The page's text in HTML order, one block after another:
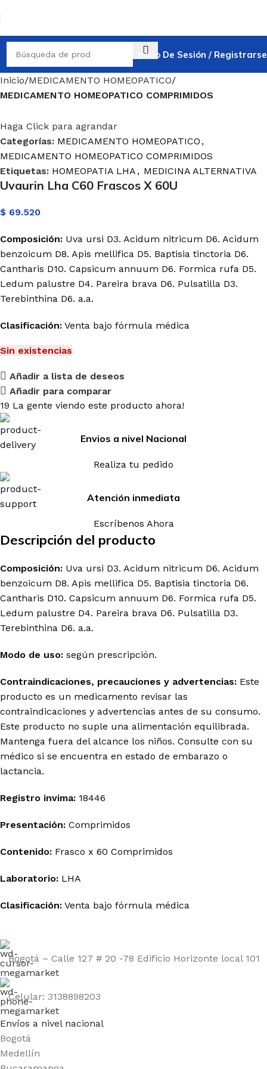
Inicio De Sesión / Registrarse
Inicio MEDICAMENTO HOMEOPATICO
MEDICAMENTO HOMEOPATICO COMPRIMIDOS
Haga Click para agrandar
Categorías: MEDICAMENTO HOMEOPATICO ,
MEDICAMENTO HOMEOPATICO COMPRIMIDOS
Etiquetas: HOMEOPATIA LHA , MEDICINA ALTERNATIVA
Uvaurin Lha C60 Frascos X 60U
$ 69.520
Composición: Uva ursi D3. Acidum nitricum D6. Acidum
benzoicum D8. Apis mellifica D5. Baptisia tinctoria D6.
Cantharis D10. Capsicum annuum D6. Formica rufa D5.
Ledum palustre D4. Pareira brava D6. Pulsatilla D3.
Terebinthina D6. a.a.
Clasificación: Venta bajo fórmula médica
Sin existencias
Añadir a lista de deseos
Añadir para comparar
19 La gente viendo este producto ahora!
Envios a nivel Nacional
Realiza tu pedido
Atención inmediata
Escríbenos Ahora
Descripción del producto
Composición: Uva ursi D3. Acidum nitricum D6. Acidum
benzoicum D8. Apis mellifica D5. Baptisia tinctoria D6.
Cantharis D10. Capsicum annuum D6. Formica rufa D5.
Ledum palustre D4. Pareira brava D6. Pulsatilla D3.
Terebinthina D6. a.a.
Modo de uso: según prescripción.
Contraindicaciones, precauciones y advertencias: Este
producto es un medicamento revisar las
contraindicaciones y advertencias antes de su consumo.
Este producto no suple una alimentación equilibrada.
Mantenga fuera del alcance los niños. Consulte con su
médico si se encuentra en estado de embarazo o
lactancia.
Registro invima: 18446
Presentación: Comprimidos
Contenido: Frasco x 60 Comprimidos
Laboratorio: LHA
Clasificación: Venta bajo fórmula médica
Bogotá – Calle 127 # 20 -78 Edificio Horizonte local 101
Celular: 3138898203
Envíos a nivel nacional
Bogotá
Medellín